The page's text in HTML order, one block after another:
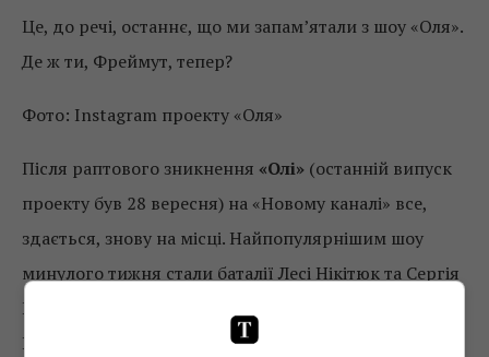
Це, до речі, останнє, що ми запам’ятали з шоу «Оля».
Де ж ти, Фреймут, тепер?
Фото: Instagram проекту «Оля»
Після раптового зникнення «Олі» (останній випуск
проекту був 28 вересня) на «Новому каналі» все,
здається, знову на місці. Найпопулярнішим шоу
минулого тижня стали баталії Лесі Нікітюк та Сергія
Притули в проекті
Випуск, в якому зірки ТБ-екранів намагалися на